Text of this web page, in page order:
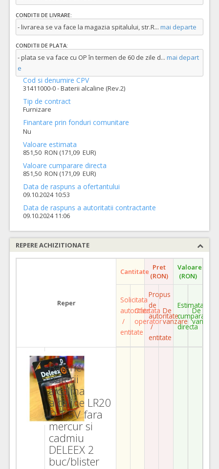
CONDITII DE LIVRARE:
- livrarea se va face la magazia spitalului, str.R... mai departe
CONDITII DE PLATA:
- plata se va face cu OP în termen de 60 de zile d... mai depart
e
Cod si denumire CPV
31411000-0 - Baterii alcaline (Rev.2)
Tip de contract
Furnizare
Finantare prin fonduri comunitare
Nu
Valoare estimata
851,50 RON (171,09 EUR)
Valoare cumparare directa
851,50 RON (171,09 EUR)
Data de raspuns a ofertantului
09.10.2024 10:53
Data de raspuns a autoritatii contractante
09.10.2024 11:06
REPERE ACHIZITIONATE
Reper
Cantitate Pret
(RON)
Valoare
(RON)
Solicitata
autoritate
/
entitate
Ofertata
operator
Propus
de
autoritate
/
entitate
De
vanzare
Estimata
cumparare
directa
De
vanzare
Baterie
baterii
alcalina
alcaline LR20
D 1.5V fara
mercur si
cadmiu
DELEEX 2
buc/blister